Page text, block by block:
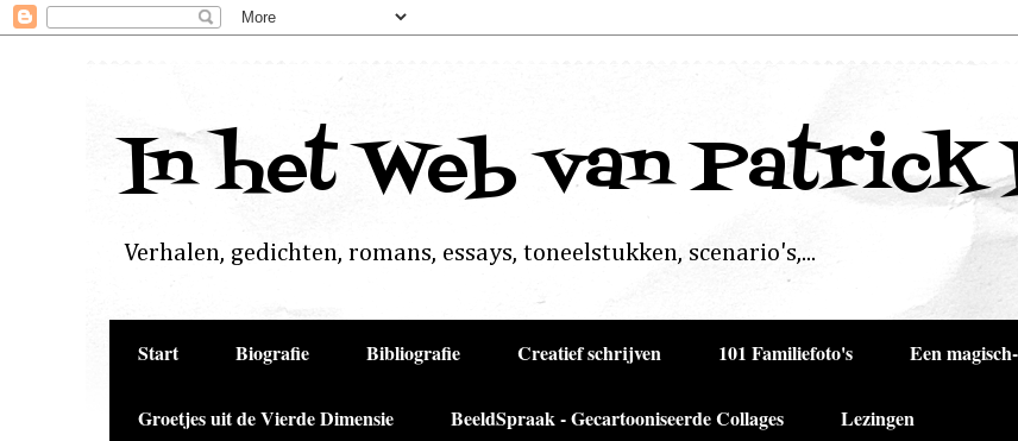
In het Web van Patrick
Verhalen, gedichten, romans, essays, toneelstukken, scenario's,...
Start Biografie Bibliografie Creatief schrijven 101 Familiefoto's Een
Groetjes uit de Vierde Dimensie BeeldSpraak - Gecartooniseerde Collages Lezingen